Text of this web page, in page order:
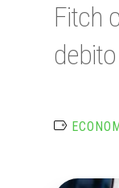
Fitch